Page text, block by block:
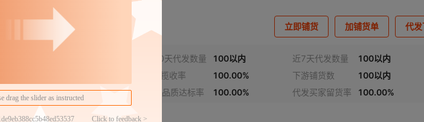
官方仓退货 立即铺货 加铺货单 代
近30天代发数量 100以内 近7天代发数量
100以内
24h揽收率 100.00% 下游铺货数
100以内
铺货分销商数 100以内 代发品质达标率 100.00% 代发买家留货率 100.00%